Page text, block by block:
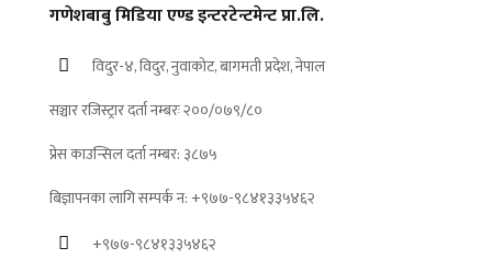
गणेशबाबु मिडिया एण्ड इन्टरटेन्टमेन्ट प्रा.लि.
विदुर-४, विदुर, नुवाकोट, बागमती प्रदेश, नेपाल
सञ्चार रजिस्ट्रार दर्ता नम्बरः २००/०७९/८०
प्रेस काउन्सिल दर्ता नम्बर: ३८७५
बिज्ञापनका लागि सम्पर्क न: +९७७-९८४१३३५४६२
+९७७-९८४१३३५४६२